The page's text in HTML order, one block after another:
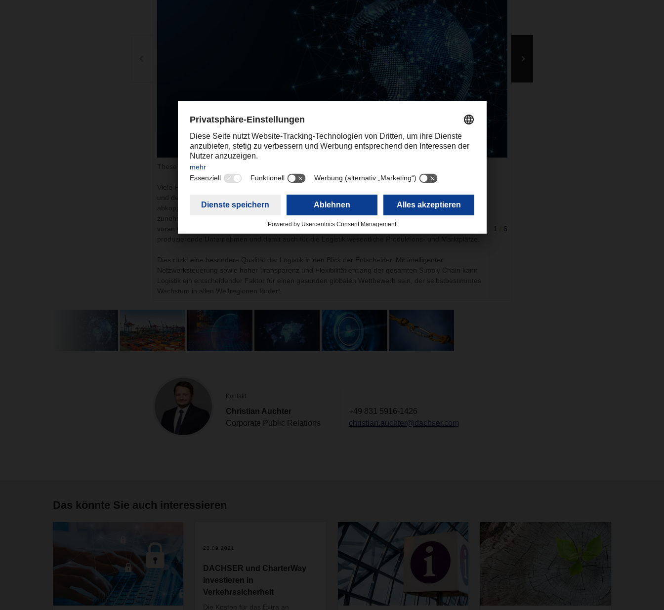
These 1: Wirtschaftliche Blockbildungen verändern den globalen Handel.
Viele Produktionsunternehmen blicken mit Sorge auf den Technologie- und Handelsstreit zwischen China
und den USA, bei dem sich die von ihnen jeweils dominierten Handelsräume zunehmend voneinander
abkoppeln. Vor diesem Hintergrund werden Lieferabhängigkeiten von einzelnen Ländern und Regionen
zunehmend als Risiko wahrgenommen. Gleichwohl sind und bleiben die Wirtschaftsräume in Asien, allen
voran China, aber auch Indonesien, Malaysia, Vietnam und andere Länder im indopazifischen Raum, für
produzierende Unternehmen und damit auch für die Logistik wesentliche Produktions- und Marktplätze.
Dies rückt eine besondere Qualität der Logistik in den Blick der Entscheider. Mit intelligenter
Netzwerksteuerung sowie hoher Transparenz und Flexibilität entlang der gesamten Supply Chain kann
Logistik ein entscheidender Faktor für einen gesunden globalen Wettbewerb sein, der selbstbestimmtes
Wachstum in allen Weltregionen fördert.
1 / 6
Kontakt
Christian Auchter
Corporate Public Relations
+49 831 5916-1426
christian.auchter@dachser.com
Das könnte Sie auch interessieren
28.09.2021
DACHSER und CharterWay
investieren in
Verkehrssicherheit
Die Kosten für das Extra an